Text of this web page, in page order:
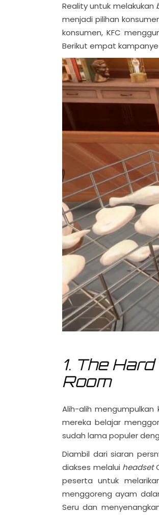
Reality untuk melakukan
menjadi pilihan
konsumen, KFC
Berikut empat kampanye
1. The
Room
Alih-alih
mereka belajar
sudah lama populer
Diambil dari siaran
diakses melalui headset
peserta untuk
menggoreng ayam
Seru dan